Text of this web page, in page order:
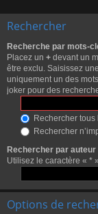
Rechercher
Recherche par mots-
Placez un + devant un
être exclu. Saisissez
uniquement un des
joker pour des
Rechercher tous
Rechercher
Rechercher par auteur
Utilisez le caractère « *
Options de